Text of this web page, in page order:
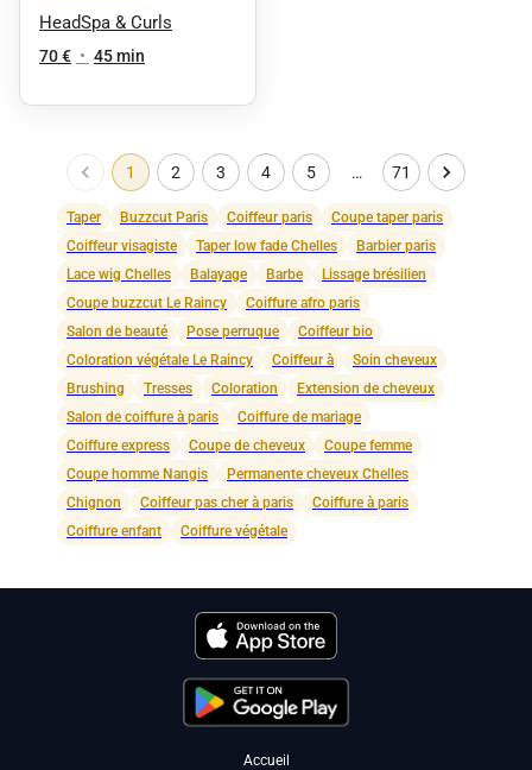
cheveux locksé
HeadSpa & Curls
70 € • 45 min
1 2 3 4 5 … 71
Taper Buzzcut Paris Coiffeur paris
Coupe taper paris
Coiffeur visagiste
Taper low fade Chelles
Barbier paris
Lace wig Chelles
Balayage Barbe
Lissage brésilien
Coupe buzzcut Le Raincy
Coiffure afro paris
Salon de beauté
Pose perruque
Coiffeur bio
Coloration végétale Le Raincy
Coiffeur à
Soin cheveux
Brushing
Tresses Coloration
Extension de cheveux
Salon de coiffure à paris
Coiffure de mariage
Coiffure express
Coupe de cheveux
Coupe femme
Coupe homme Nangis
Permanente cheveux Chelles
Chignon
Coiffeur pas cher à paris
Coiffure à paris
Coiffure enfant
Coiffure végétale
Accueil